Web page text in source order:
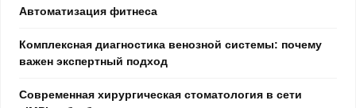
Автоматизация фитнеса
Комплексная диагностика венозной системы: почему
важен экспертный подход
Современная хирургическая стоматология в сети